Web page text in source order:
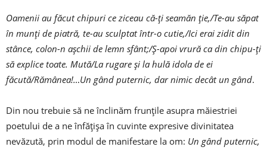
Oamenii au făcut chipuri ce ziceau că-ți seamăn ție,/Te-au săpat
în munți de piatră, te-au sculptat într-o cutie,/Ici erai zidit din
stânce, colon-n așchii de lemn sfânt;/Ș-apoi vrură ca din chipu-ți
să explice toate. Mută/La rugare și la hulă idola de ei
făcută/Rămânea!…Un gând puternic, dar nimic decât un gând.
Din nou trebuie să ne înclinăm frunțile asupra măiestriei
poetului de a ne înfățișa în cuvinte expresive divinitatea
nevăzută, prin modul de manifestare la om: Un gând puternic,